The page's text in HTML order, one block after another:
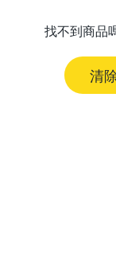
找不到商品
清